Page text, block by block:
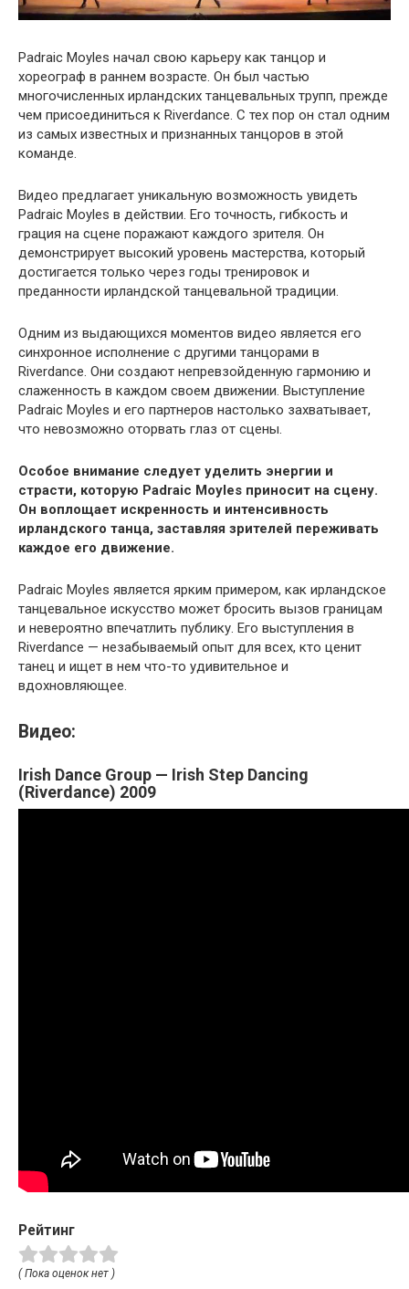
Padraic Moyles начал свою карьеру как танцор и
хореограф в раннем возрасте. Он был частью
многочисленных ирландских танцевальных трупп, прежде
чем присоединиться к Riverdance. С тех пор он стал одним
из самых известных и признанных танцоров в этой
команде.
Видео предлагает уникальную возможность увидеть
Padraic Moyles в действии. Его точность, гибкость и
грация на сцене поражают каждого зрителя. Он
демонстрирует высокий уровень мастерства, который
достигается только через годы тренировок и
преданности ирландской танцевальной традиции.
Одним из выдающихся моментов видео является его
синхронное исполнение с другими танцорами в
Riverdance. Они создают непревзойденную гармонию и
слаженность в каждом своем движении. Выступление
Padraic Moyles и его партнеров настолько захватывает,
что невозможно оторвать глаз от сцены.
Особое внимание следует уделить энергии и
страсти, которую Padraic Moyles приносит на сцену.
Он воплощает искренность и интенсивность
ирландского танца, заставляя зрителей переживать
каждое его движение.
Padraic Moyles является ярким примером, как ирландское
танцевальное искусство может бросить вызов границам
и невероятно впечатлить публику. Его выступления в
Riverdance — незабываемый опыт для всех, кто ценит
танец и ищет в нем что-то удивительное и
вдохновляющее.
Видео:
Irish Dance Group — Irish Step Dancing
(Riverdance) 2009
Рейтинг
( Пока оценок нет )